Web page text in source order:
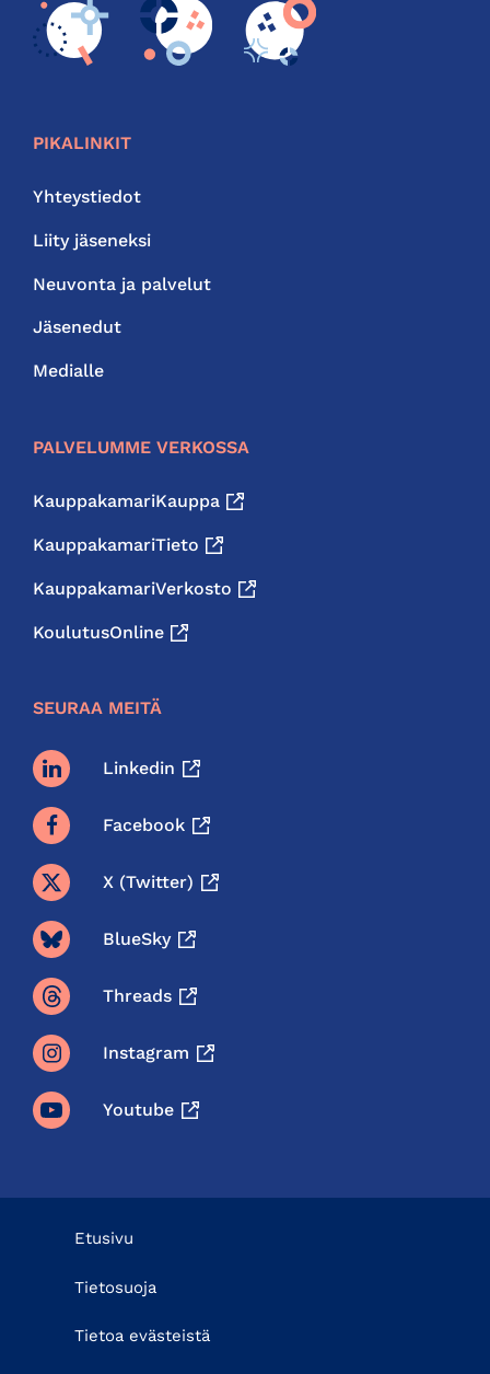
PIKALINKIT
Yhteystiedot
Liity jäseneksi
Neuvonta ja palvelut
Jäsenedut
Medialle
PALVELUMME VERKOSSA
KauppakamariKauppa
KauppakamariTieto
KauppakamariVerkosto
KoulutusOnline
SEURAA MEITÄ
Linkedin
Facebook
X (twitter)
BlueSky
Threads
Instagram
Youtube
Etusivu
Tietosuoja
Tietoa evästeistä